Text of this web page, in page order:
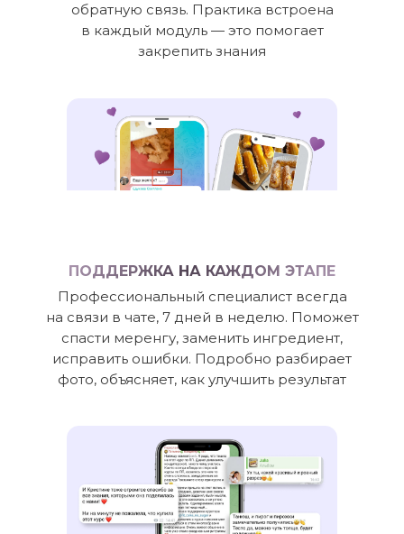
обратную связь. Практика встроена
в каждый модуль — это помогает
закрепить знания
ПОДДЕРЖКА НА КАЖДОМ ЭТАПЕ
Профессиональный специалист всегда
на связи в чате, 7 дней в неделю. Поможет
спасти меренгу, заменить ингредиент,
исправить ошибки. Подробно разбирает
фото, объясняет, как улучшить результат